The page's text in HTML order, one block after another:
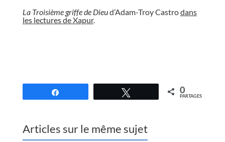
La Troisième griffe de Dieud’Adam-Troy Castrodans
les lectures de Xapur.
0
PARTAGES
Articles sur le même sujet